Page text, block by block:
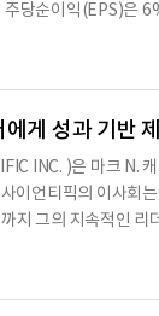
사는 이 채권의 발행
당순이익(EPS)은
혁신을 가능하게
석기, Thermo
들 기기는 복잡한
단일 사용 생물
작업 흐름 효율성
행력을 발휘했으
사는 Sanofi와의 전
게 성과 기반
INC. )은 마크 N.
이언티픽의 이사회
지 그의 지속적인 리
었다.캐스퍼의 리
.이사회는 독립 보